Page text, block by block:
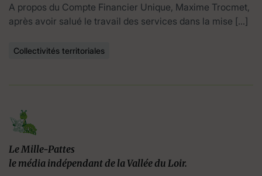
A propos du Compte Financier Unique, Maxime Trocmet,
après avoir salué le travail des services dans la mise […]
Collectivités territoriales
Le Mille-Pattes
le média indépendant de la Vallée du Loir.